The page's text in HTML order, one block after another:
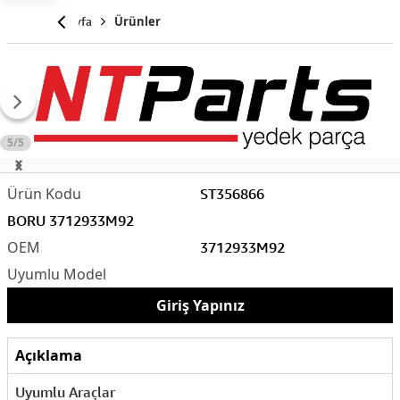
Anasayfa Ürünler
5/5
ST356866
3712933M92
BORU 3712933M92
Giriş Yapınız
Açıklama
Uyumlu Araçlar